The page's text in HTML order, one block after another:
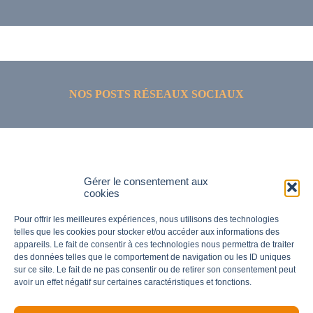
Gérer le consentement aux
cookies
Pour offrir les meilleures expériences, nous utilisons des technologies
telles que les cookies pour stocker et/ou accéder aux informations des
appareils. Le fait de consentir à ces technologies nous permettra de traiter
des données telles que le comportement de navigation ou les ID uniques
sur ce site. Le fait de ne pas consentir ou de retirer son consentement peut
avoir un effet négatif sur certaines caractéristiques et fonctions.
NOS POSTS RÉSEAUX SOCIAUX